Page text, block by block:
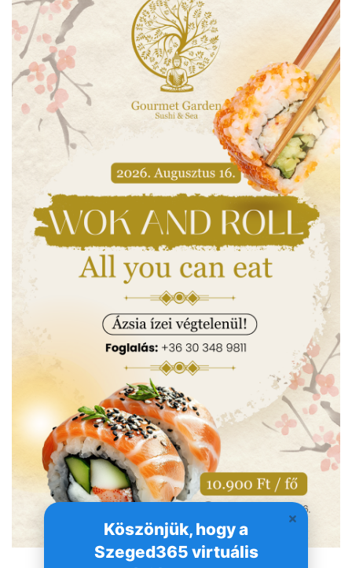
Köszönjük, hogy a
Szeged365 virtuális